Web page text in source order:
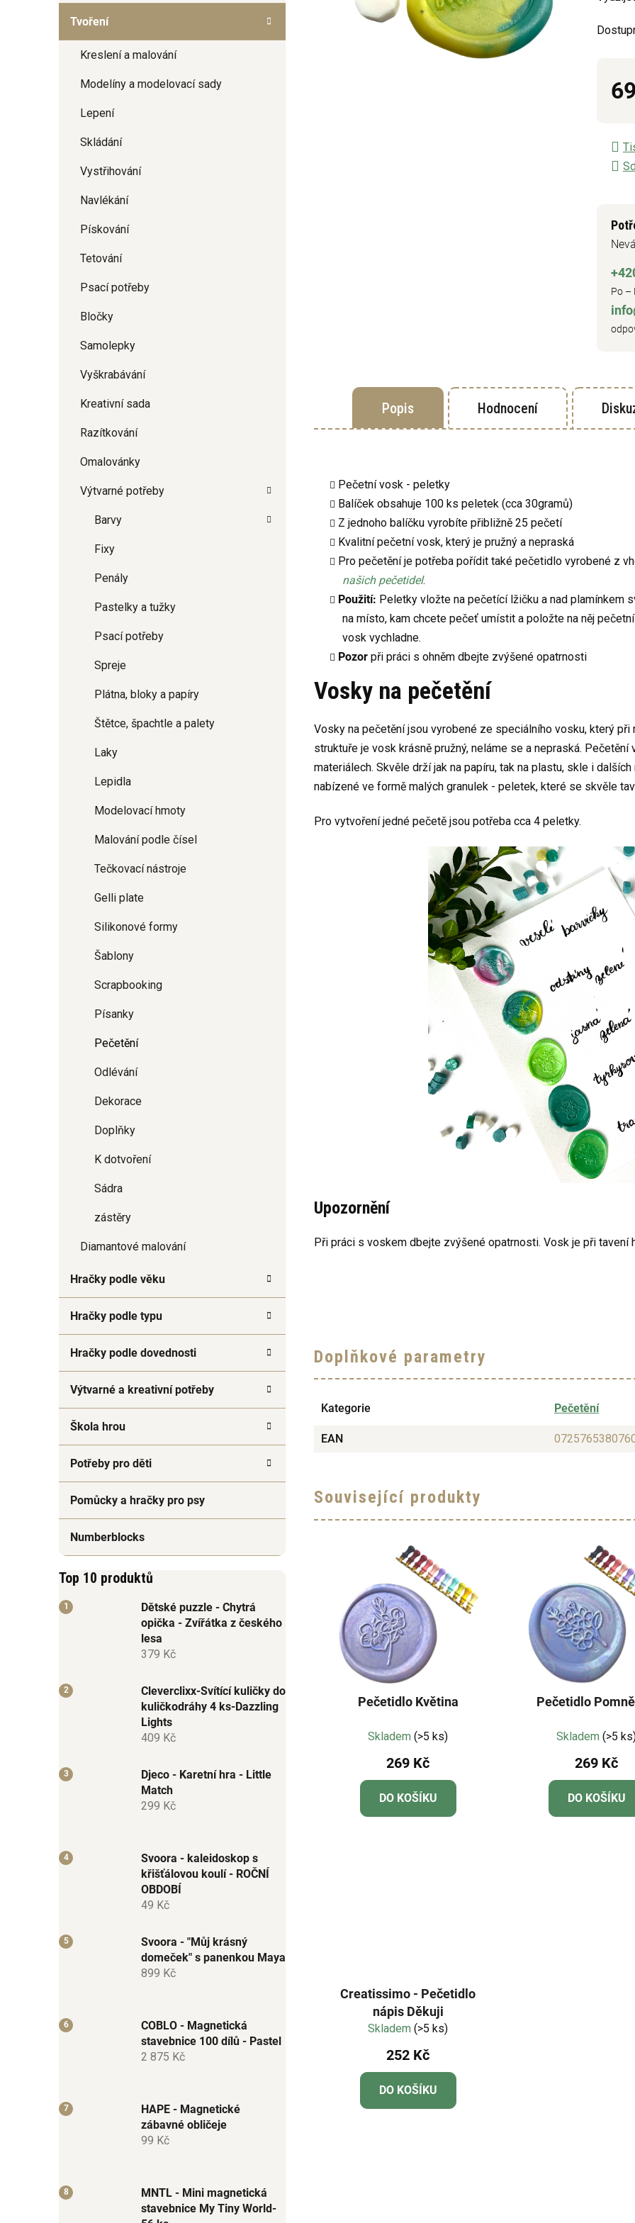
Tvoření
Kreslení a malování
Modelíny a modelovací sady
Lepení
Skládání
Vystřihování
Navlékání
Pískování
Tetování
Psací potřeby
Bločky
Samolepky
Vyškrabávání
Kreativní sada
Razítkování
Omalovánky
Výtvarné potřeby
Barvy
Fixy
Penály
Pastelky a tužky
Psací potřeby
Spreje
Plátna, bloky a papíry
Štětce, špachtle a palety
Laky
Lepidla
Modelovací hmoty
Malování podle čísel
Tečkovací nástroje
Gelli plate
Silikonové formy
Šablony
Scrapbooking
Písanky
Pečetění
Odlévání
Dekorace
Doplňky
K dotvoření
Sádra
zástěry
Diamantové malování
Hračky podle věku
Hračky podle typu
Hračky podle dovednosti
Výtvarné a kreativní potřeby
Škola hrou
Potřeby pro děti
Pomůcky a hračky pro psy
Numberblocks
Top 10 produktů
Dětské puzzle - Chytrá
opička - Zvířátka z českého
lesa
379 Kč
Cleverclixx-Svítící kuličky do
kuličkodráhy 4 ks-Dazzling
Lights
409 Kč
Djeco - Karetní hra - Little
Match
299 Kč
Svoora - kaleidoskop s
křišťálovou koulí - ROČNÍ
OBDOBÍ
49 Kč
Svoora - "Můj krásný
domeček" s panenkou Maya
899 Kč
COBLO - Magnetická
stavebnice 100 dílů - Pastel
2 875 Kč
HAPE - Magnetické
zábavné obličeje
99 Kč
MNTL - Mini magnetická
stavebnice My Tiny World-
Po –
Popis Hodnocení
Pečetní vosk - peletky
Balíček obsahuje 100 ks peletek (cca 30gramů)
Z jednoho balíčku vyrobíte přibližně 25 pečetí
Kvalitní pečetní vosk, který je pružný a nepraská
Pro pečetění je potřeba pořídit také pečetidlo vyrobené z
našich pečetidel.
Použití: Peletky vložte na pečetící lžičku a nad plamínkem
na místo, kam chcete pečeť umístit a položte na něj
vosk vychladne.
Pozor při práci s ohněm dbejte zvýšené opatrnosti
Vosky na pečetění
Vosky na pečetění jsou vyrobené ze speciálního vosku, který
struktuře je vosk krásně pružný, neláme se a nepraská.
materiálech. Skvěle drží jak na papíru, tak na plastu, skle i
nabízené ve formě malých granulek - peletek, které se skvěle
Pro vytvoření jedné pečetě jsou potřeba cca 4 peletky.
Upozornění
Při práci s voskem dbejte zvýšené opatrnosti. Vosk je při tavení
Doplňkové parametry
Kategorie Pečetění
EAN
Související produkty
Pečetidlo Květina
Skladem(>5 ks)
269 Kč
DO KOŠÍKU
Pečetidlo
Skladem(>5
269 Kč
DO KOŠÍKU
Creatissimo - Pečetidlo
nápis Děkuji
Skladem(>5 ks)
252 Kč
DO KOŠÍKU